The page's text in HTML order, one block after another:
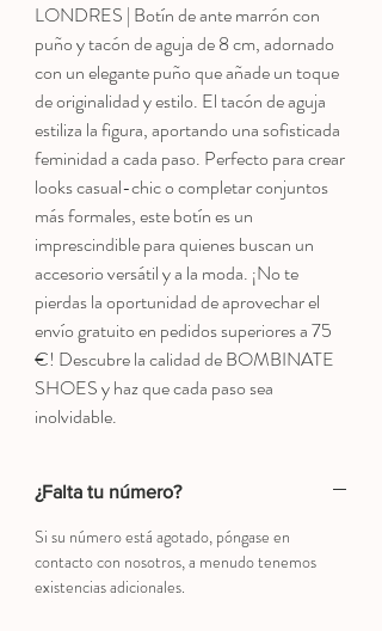
LONDRES | Botín de ante marrón con
puño y tacón de aguja de 8 cm, adornado
con un elegante puño que añade un toque
de originalidad y estilo. El tacón de aguja
estiliza la figura, aportando una sofisticada
feminidad a cada paso. Perfecto para crear
looks casual-chic o completar conjuntos
más formales, este botín es un
imprescindible para quienes buscan un
accesorio versátil y a la moda. ¡No te
pierdas la oportunidad de aprovechar el
envío gratuito en pedidos superiores a 75
€! Descubre la calidad de BOMBINATE
SHOES y haz que cada paso sea
inolvidable.
¿Falta tu número?
Si su número está agotado, póngase en
contacto con nosotros, a menudo tenemos
existencias adicionales.